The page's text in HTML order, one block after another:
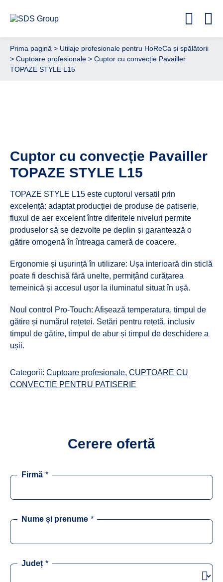
Prima pagină > Utilaje profesionale pentru HoReCa și spălătorii
> Cuptoare profesionale > Cuptor cu convecție Pavailler
TOPAZE STYLE L15
Cuptor cu convecție Pavailler
TOPAZE STYLE L15
TOPAZE STYLE L15 este cuptorul versatil prin
excelență: adaptat producției de produse de patiserie,
fluxul de aer excelent între diferitele niveluri permite
produselor să se dezvolte pe deplin și garantează o
gătire omogenă în întreaga cameră de coacere.
Ergonomie și ușurință în utilizare: Ușa interioară din sticlă
poate fi deschisă fără unelte, permițând curățarea
temeinică și accesul ușor la iluminatul situat în ușă.
Noul control Pro-Touch: Afișează temperatura, timpul de
gătire și numărul rețetei. Setări pentru rețetă, inclusiv
timpul de gătire, timpul de abur și timpul de deschidere a
ușii.
Categorii: Cuptoare profesionale, CUPTOARE CU
CONVECTIE PENTRU PATISERIE
Cerere ofertă
Firmă *
Nume și prenume *
Județ *